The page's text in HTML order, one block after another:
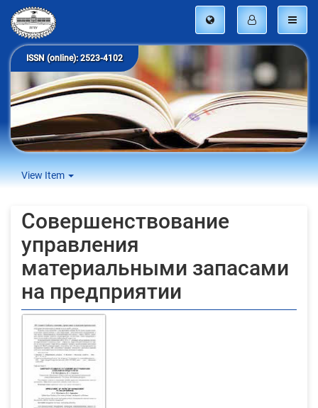
ISSN (online): 2523-4102
View Item
Совершенствование
управления
материальными запасами
на предприятии